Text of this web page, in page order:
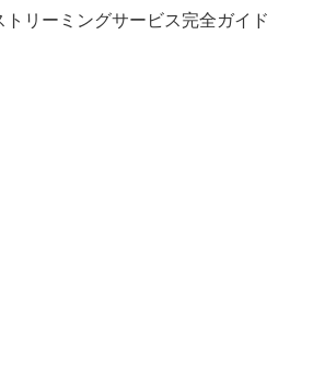
トリーミングサービス完全ガイド